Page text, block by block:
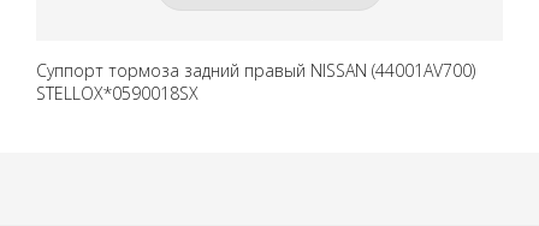
Суппорт тормоза задний правый NISSAN (44001AV700)
STELLOX*0590018SX